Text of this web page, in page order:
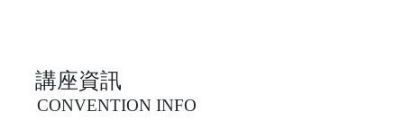
講座資訊
CONVENTION INFO